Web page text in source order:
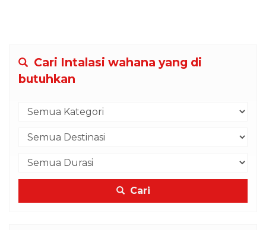
Cari Intalasi wahana yang di
butuhkan
Cari